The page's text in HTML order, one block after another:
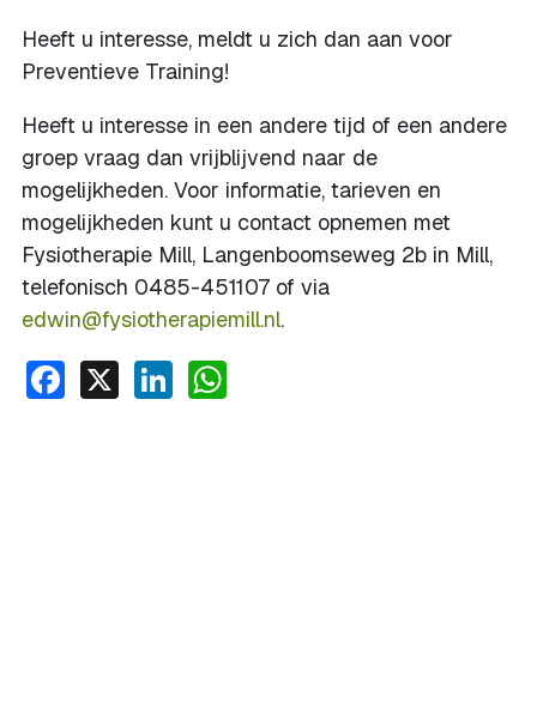
Heeft u interesse, meldt u zich dan aan voor
Preventieve Training!
Heeft u interesse in een andere tijd of een andere
groep vraag dan vrijblijvend naar de
mogelijkheden. Voor informatie, tarieven en
mogelijkheden kunt u contact opnemen met
Fysiotherapie Mill, Langenboomseweg 2b in Mill,
telefonisch 0485-451107 of via
edwin@fysiotherapiemill.nl.
Facebook
X LinkedIn